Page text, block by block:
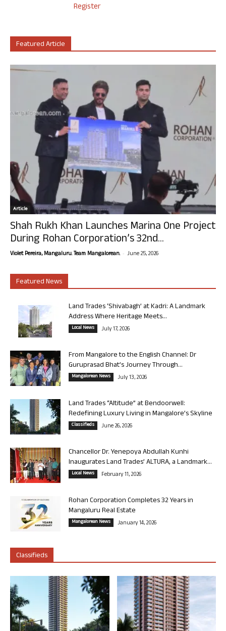
Register
Featured Article
Article
Shah Rukh Khan Launches Marina One Project
During Rohan Corporation’s 32nd...
Violet Pereira, Mangaluru. Team Mangalorean. - June 25, 2026
Featured News
Land Trades ‘Shivabagh’ at Kadri: A Landmark
Address Where Heritage Meets...
Local News July 17, 2026
From Mangalore to the English Channel: Dr
Guruprasad Bhat’s Journey Through...
Mangalorean News July 13, 2026
Land Trades “Altitude” at Bendoorwell:
Redefining Luxury Living in Mangalore’s Skyline
Classifieds June 26, 2026
Chancellor Dr. Yenepoya Abdullah Kunhi
Inaugurates Land Trades’ ALTURA, a Landmark...
Local News February 11, 2026
Rohan Corporation Completes 32 Years in
Mangaluru Real Estate
Mangalorean News January 14, 2026
Classifieds